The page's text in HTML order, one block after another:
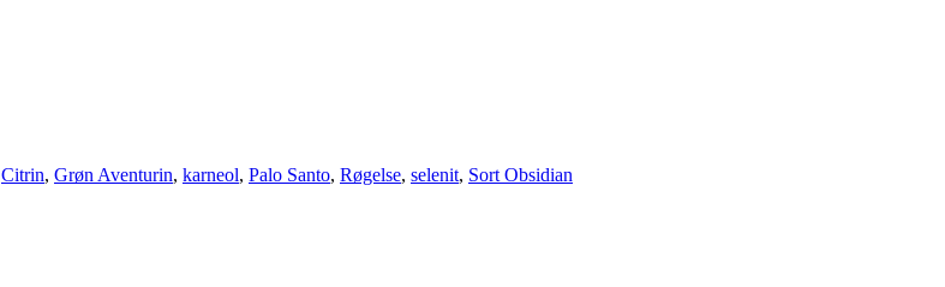
Citrin, Grøn Aventurin, karneol, Palo Santo, Røgelse, selenit, Sort Obsidian